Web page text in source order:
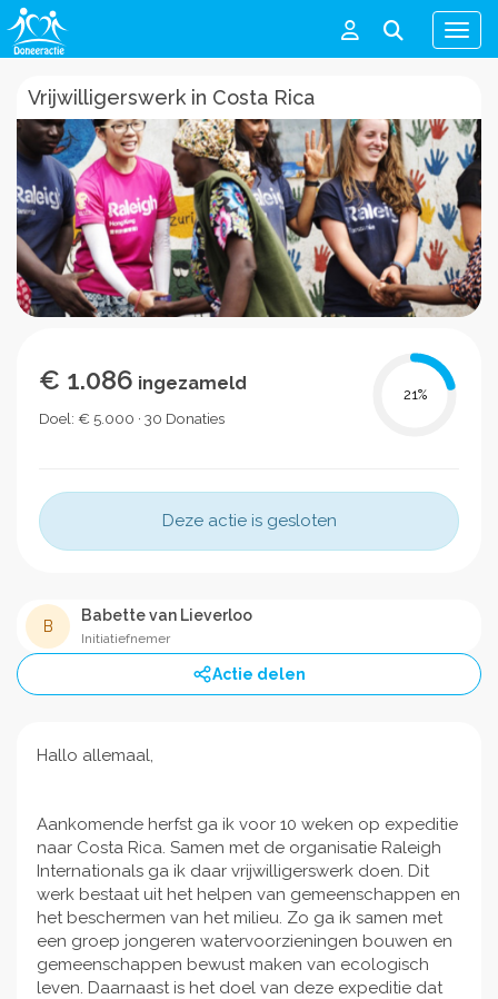
Menu
Vrijwilligerswerk in Costa Rica
€ 1.086 ingezameld
Doel: € 5.000 · 30 Donaties
21%
Deze actie is gesloten
B
Babette van Lieverloo
Initiatiefnemer
Actie delen
Hallo allemaal,
Aankomende herfst ga ik voor 10 weken op expeditie
naar Costa Rica. Samen met de organisatie Raleigh
Internationals ga ik daar vrijwilligerswerk doen. Dit
werk bestaat uit het helpen van gemeenschappen en
het beschermen van het milieu. Zo ga ik samen met
een groep jongeren watervoorzieningen bouwen en
gemeenschappen bewust maken van ecologisch
leven. Daarnaast is het doel van deze expeditie dat